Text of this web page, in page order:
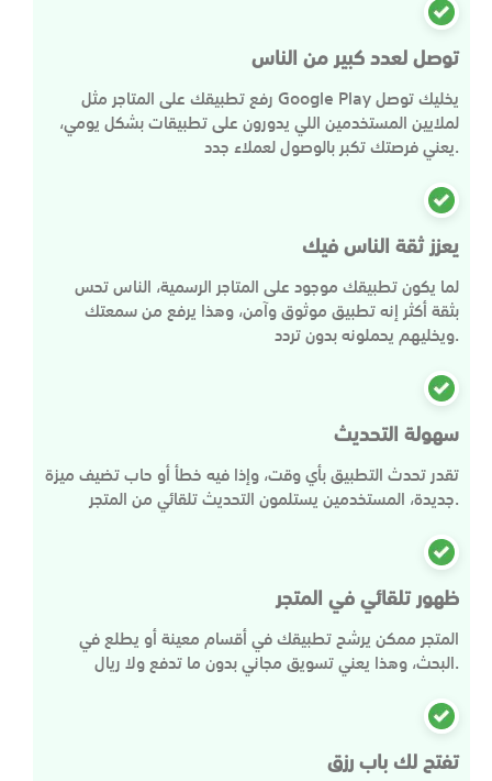
توصل لعدد كبير من الناس
رفع تطبيقك على المتاجر مثل Google Play يخليك توصل
لملايين المستخدمين اللي يدورون على تطبيقات بشكل يومي،
يعني فرصتك تكبر بالوصول لعملاء جدد.
يعزز ثقة الناس فيك
لما يكون تطبيقك موجود على المتاجر الرسمية، الناس تحس
بثقة أكثر إنه تطبيق موثوق وآمن، وهذا يرفع من سمعتك
ويخليهم يحملونه بدون تردد.
سهولة التحديث
تقدر تحدث التطبيق بأي وقت، وإذا فيه خطأ أو حاب تضيف ميزة
جديدة، المستخدمين يستلمون التحديث تلقائي من المتجر.
ظهور تلقائي في المتجر
المتجر ممكن يرشح تطبيقك في أقسام معينة أو يطلع في
البحث، وهذا يعني تسويق مجاني بدون ما تدفع ولا ريال.
تفتح لك باب رزق